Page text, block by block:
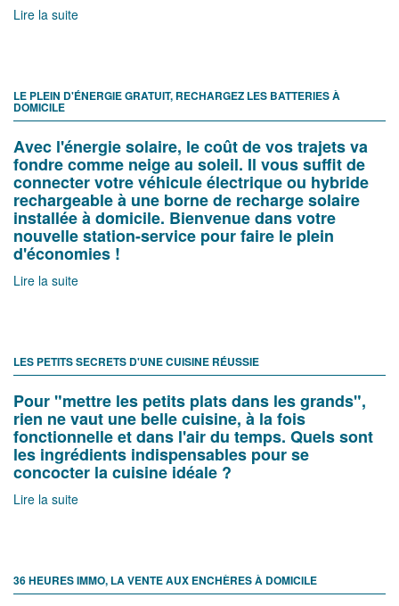
Lire la suite
LE PLEIN D'ÉNERGIE GRATUIT, RECHARGEZ LES BATTERIES À
DOMICILE
Avec l'énergie solaire, le coût de vos trajets va
fondre comme neige au soleil. Il vous suffit de
connecter votre véhicule électrique ou hybride
rechargeable à une borne de recharge solaire
installée à domicile. Bienvenue dans votre
nouvelle station-service pour faire le plein
d'économies !
Lire la suite
LES PETITS SECRETS D'UNE CUISINE RÉUSSIE
Pour "mettre les petits plats dans les grands",
rien ne vaut une belle cuisine, à la fois
fonctionnelle et dans l'air du temps. Quels sont
les ingrédients indispensables pour se
concocter la cuisine idéale ?
Lire la suite
36 HEURES IMMO, LA VENTE AUX ENCHÈRES À DOMICILE